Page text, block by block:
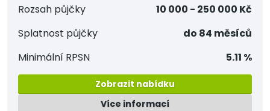
Rozsah půjčky
10 000 - 250 000 Kč
Splatnost půjčky
do 84 měsíců
Minimální RPSN
5.11 %
Zobrazit nabídku
Více informací